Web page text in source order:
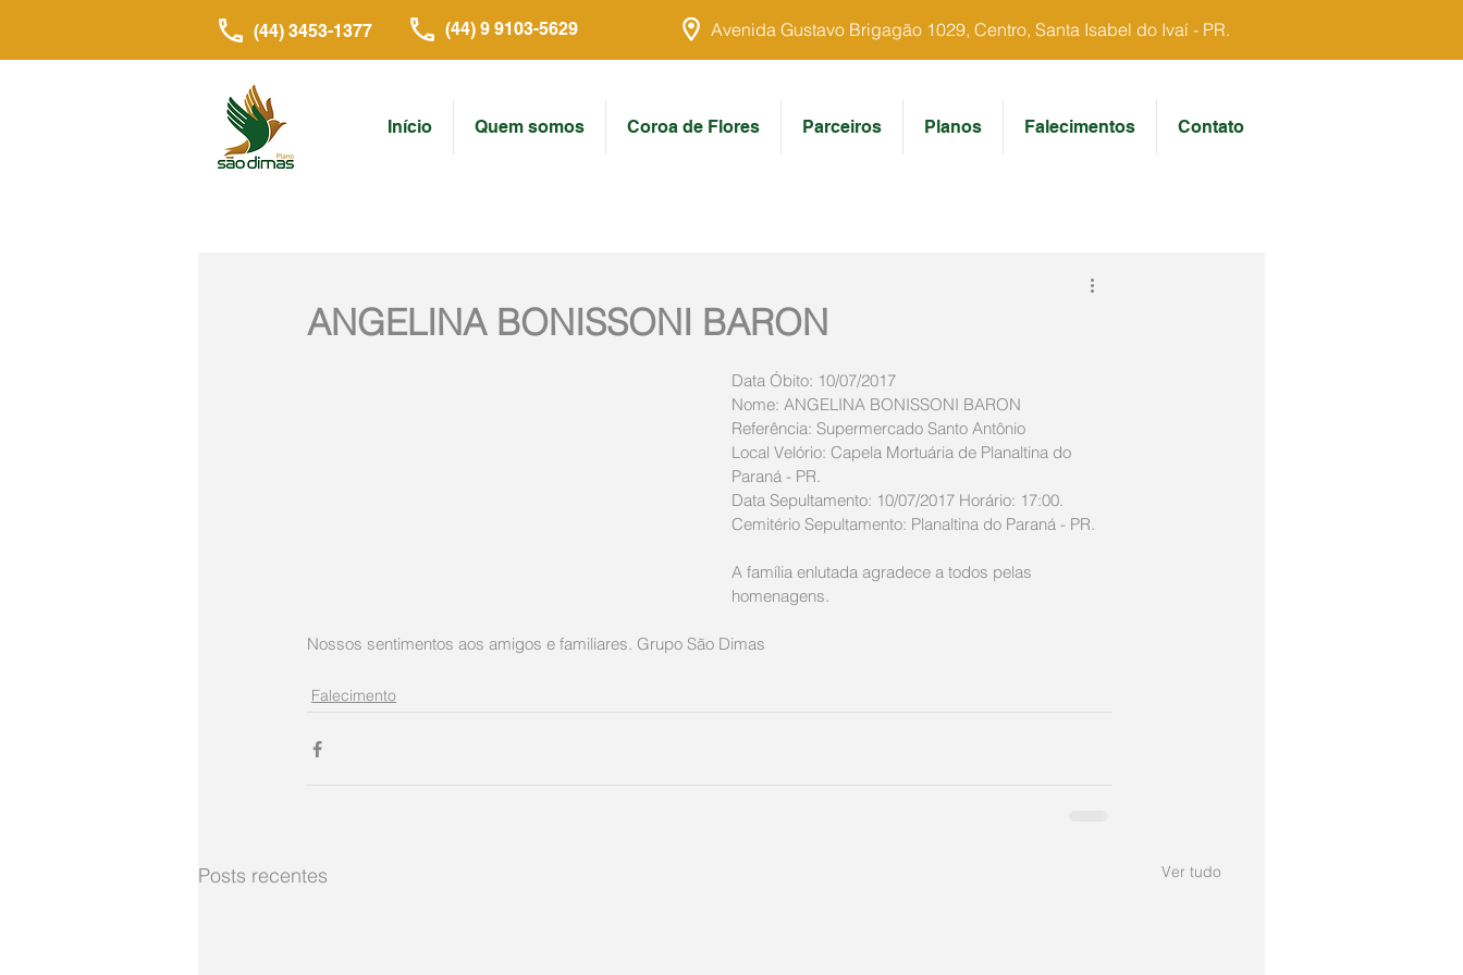
(44) 3453-1377 (44) 9 9103-5629 Avenida Gustavo Brigagão 1029, Centro, Santa Isabel do Ivaí - PR.
Início Quem somos Coroa de Flores Parceiros Planos Falecimentos Contato
ANGELINA BONISSONI BARON
Data Óbito: 10/07/2017
Nome: ANGELINA BONISSONI BARON
Referência: Supermercado Santo Antônio
Local Velório: Capela Mortuária de Planaltina do
Paraná - PR.
Data Sepultamento: 10/07/2017 Horário: 17:00.
Cemitério Sepultamento: Planaltina do Paraná - PR.
A família enlutada agradece a todos pelas
homenagens.
Nossos sentimentos aos amigos e familiares. Grupo São Dimas
Falecimento
Posts recentes Ver tudo